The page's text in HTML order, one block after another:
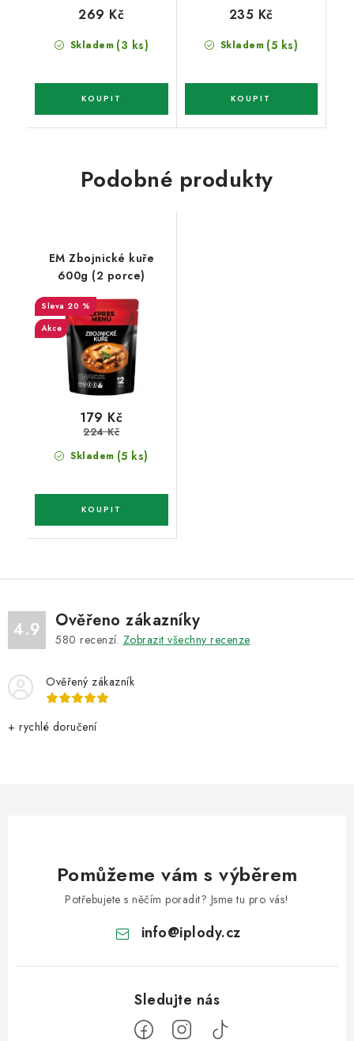
Skladem (3 ks)
269 Kč
Skladem (5 ks)
235 Kč
Podobné produkty
EM Zbojnické kuře
600g (2 porce)
20 %
Akce
Skladem (5 ks)
179 Kč
224 Kč
4.9 Ověřeno zákazníky
580 recenzí. Zobrazit všechny recenze
Ověřený zákazník
+ rychlé doručení
Pomůžeme vám s výběrem
Potřebujete s něčím poradit? Jsme tu pro vás!
info@iplody.cz